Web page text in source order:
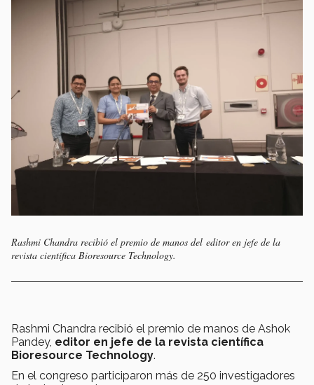
Rashmi Chandra recibió el premio de manos del editor en jefe de la
revista científica Bioresource Technology.
Rashmi Chandra recibió el premio de manos de Ashok
Pandey, editor en jefe de la revista científica
Bioresource Technology.
En el congreso participaron más de 250 investigadores